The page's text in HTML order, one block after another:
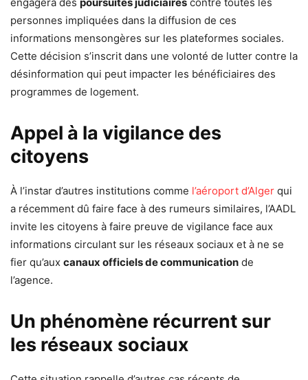
personnes impliquées dans la diffusion de ces
informations mensongères sur les plateformes sociales.
Cette décision s’inscrit dans une volonté de lutter contre la
désinformation qui peut impacter les bénéficiaires des
programmes de logement.
Appel à la vigilance des
citoyens
À l’instar d’autres institutions comme l’aéroport d’Alger qui
a récemment dû faire face à des rumeurs similaires, l’AADL
invite les citoyens à faire preuve de vigilance face aux
informations circulant sur les réseaux sociaux et à ne se
fier qu’aux canaux officiels de communication de
l’agence.
Un phénomène récurrent sur
les réseaux sociaux